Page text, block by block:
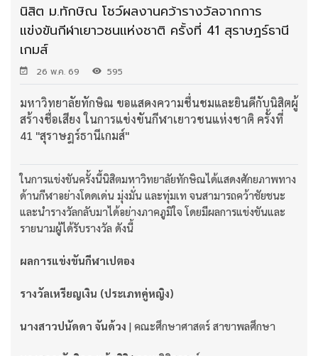
นิสิต ม.ทักษิณ โชว์ผลงานคว้ารางวัลจากการ
แข่งขันกีฬาเยาวชนแห่งชาติ ครั้งที่ 41 สุราษฎร์ธานี
เกมส์
26 พ.ค. 69 595
มหาวิทยาลัยทักษิณ ขอแสดงความชื่นชมและยินดีกับนิสิตผู้
สร้างชื่อเสียง ในการแข่งขันกีฬาเยาวชนแห่งชาติ ครั้งที่
41 "สุราษฎร์ธานีเกมส์"
ในการแข่งขันครั้งนี้นิสิตมหาวิทยาลัยทักษิณได้แสดงศักยภาพทาง
ด้านกีฬาอย่างโดดเด่น มุ่งมั่น และทุ่มเท จนสามารถคว้าชัยชนะ
และนำรางวัลกลับมาได้อย่างภาคภูมิใจ โดยมีผลการแข่งขันและ
รายนามผู้ได้รับรางวัล ดังนี้
ผลการแข่งขันกีฬาเปตอง
รางวัลเหรียญเงิน (ประเภทคู่หญิง)
นางสาวปนัดดา จันด้วง | คณะศึกษาศาสตร์ สาขาพลศึกษา